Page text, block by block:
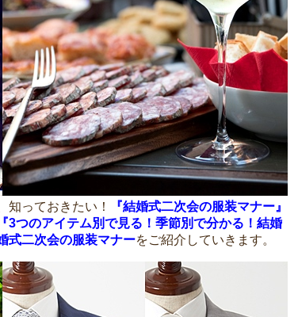
知っておきたい！
『結婚式二次会の服装マナー』
3つのアイテム別で見る！季節別で分かる！結婚
式二次会の服装マナーをご紹介していきます。
ばれたのは？